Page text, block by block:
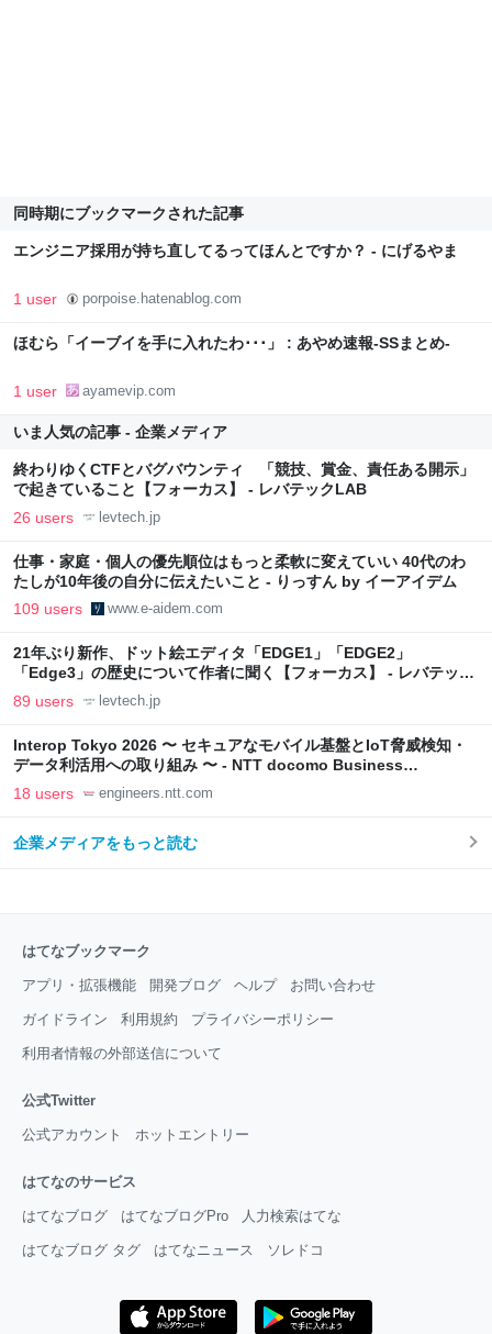
同時期にブックマークされた記事
エンジニア採用が持ち直してるってほんとですか？ - にげるやま
1 user porpoise.hatenablog.com
ほむら「イーブイを手に入れたわ･･･」 : あやめ速報-SSまとめ-
1 user ayamevip.com
いま人気の記事 - 企業メディア
終わりゆくCTFとバグバウンティ 「競技、賞金、責任ある開示」
で起きていること【フォーカス】 - レバテックLAB
26 users levtech.jp
仕事・家庭・個人の優先順位はもっと柔軟に変えていい 40代のわ
たしが10年後の自分に伝えたいこと - りっすん by イーアイデム
109 users www.e-aidem.com
21年ぶり新作、ドット絵エディタ「EDGE1」「EDGE2」
「Edge3」の歴史について作者に聞く【フォーカス】 - レバテック
LAB
89 users levtech.jp
Interop Tokyo 2026 〜 セキュアなモバイル基盤とIoT脅威検知・
データ利活用への取り組み 〜 - NTT docomo Business
Engineers' Blog
18 users engineers.ntt.com
企業メディアをもっと読む
はてなブックマーク
アプリ・拡張機能 開発ブログ ヘルプ お問い合わせ
ガイドライン 利用規約 プライバシーポリシー
利用者情報の外部送信について
公式Twitter
公式アカウント ホットエントリー
はてなのサービス
はてなブログ はてなブログPro 人力検索はてな
はてなブログ タグ はてなニュース ソレドコ